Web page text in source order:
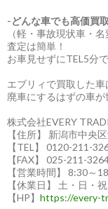
-どんな車でも高価買
（軽・事故現状車・
査定は簡単！
お車見せずにTEL5分
エブリィで買取した車
廃車にするはずの車
株式会社EVERY
【住所】 新潟市中央
【TEL】 0120-211-
【FAX】 025-211-
【営業時間】 8:30～
【休業日】 土・日・
【HP】 https://every-